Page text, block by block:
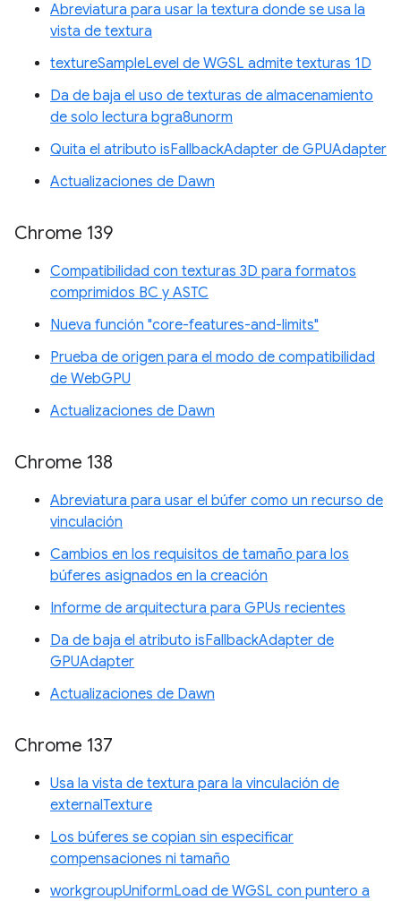
Abreviatura para usar la textura donde se usa la
vista de textura
textureSampleLevel de WGSL admite texturas 1D
Da de baja el uso de texturas de almacenamiento
de solo lectura bgra8unorm
Quita el atributo isFallbackAdapter de GPUAdapter
Actualizaciones de Dawn
Chrome 139
Compatibilidad con texturas 3D para formatos
comprimidos BC y ASTC
Nueva función "core-features-and-limits"
Prueba de origen para el modo de compatibilidad
de WebGPU
Actualizaciones de Dawn
Chrome 138
Abreviatura para usar el búfer como un recurso de
vinculación
Cambios en los requisitos de tamaño para los
búferes asignados en la creación
Informe de arquitectura para GPUs recientes
Da de baja el atributo isFallbackAdapter de
GPUAdapter
Actualizaciones de Dawn
Chrome 137
Usa la vista de textura para la vinculación de
externalTexture
Los búferes se copian sin especificar
compensaciones ni tamaño
workgroupUniformLoad de WGSL con puntero a